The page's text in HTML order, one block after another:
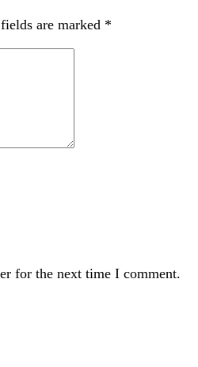
are marked *
for the next time I comment.